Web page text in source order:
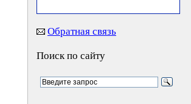
Обратная связь
Поиск по сайту